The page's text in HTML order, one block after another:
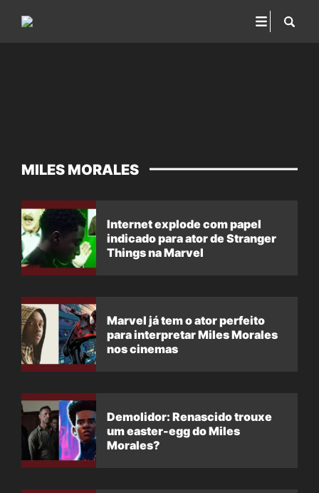
MILES MORALES
Internet explode com papel
indicado para ator de Stranger
Things na Marvel
Marvel já tem o ator perfeito
para interpretar Miles Morales
nos cinemas
Demolidor: Renascido trouxe
um easter-egg do Miles
Morales?